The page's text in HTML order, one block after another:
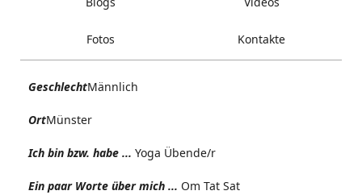
Fotos Kontakte
GeschlechtMännlich
OrtMünster
Ich bin bzw. habe ... Yoga Übende/r
Ein paar Worte über mich ... Om Tat Sat